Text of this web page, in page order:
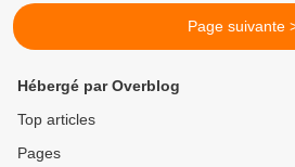
Page suivante
Hébergé par Overblog
Top articles
Pages